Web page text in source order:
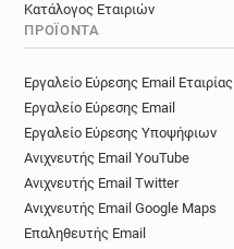
Κατάλογος Εταιριών
ΠΡΟΪΌΝΤΑ
Εργαλείο Εύρεσης Email Εταιρίας
Εργαλείο Εύρεσης Email
Εργαλείο Εύρεσης Υποψήφιων
Ανιχνευτής Email YouTube
Ανιχνευτής Email Twitter
Ανιχνευτής Email Google Maps
Επαληθευτής Email